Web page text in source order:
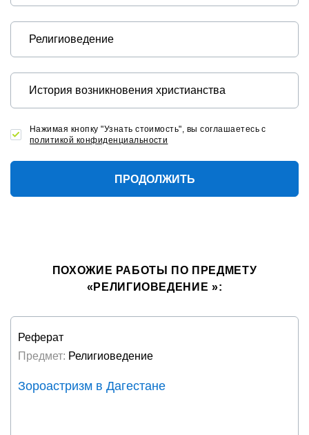
Нажимая кнопку "Узнать стоимость", вы соглашаетесь с
политикой конфиденциальности
ПРОДОЛЖИТЬ
ПОХОЖИЕ РАБОТЫ ПО ПРЕДМЕТУ
«РЕЛИГИОВЕДЕНИЕ »:
Реферат
Предмет: Религиоведение
Зороастризм в Дагестане